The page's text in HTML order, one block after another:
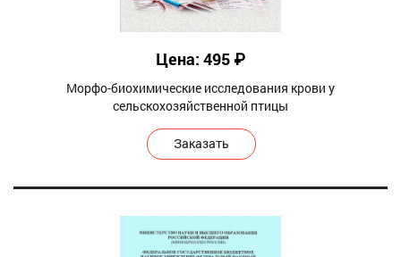
Цена: 495 ₽
Морфо-биохимические исследования крови у
сельскохозяйственной птицы
Заказать